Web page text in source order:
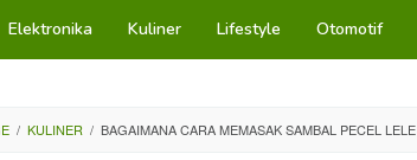
Elektronika Kuliner Lifestyle Otomotif
/ KULINER / BAGAIMANA CARA MEMASAK SAMBAL PECEL LELE